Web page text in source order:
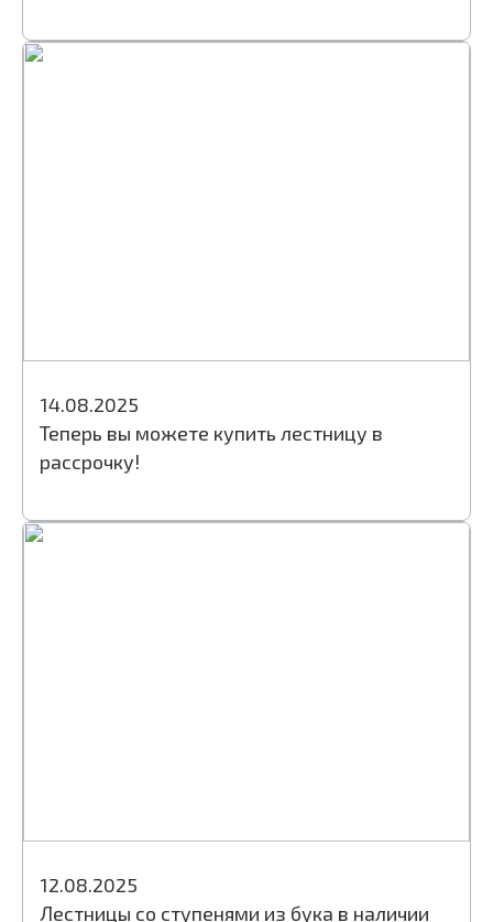
14.08.2025
Теперь вы можете купить лестницу в
рассрочку!
12.08.2025
Лестницы со ступенями из бука в наличии